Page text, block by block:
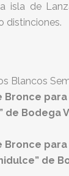
isla de
distinciones.
Blancos
Bronce para
de Bodega
Bronce para
de